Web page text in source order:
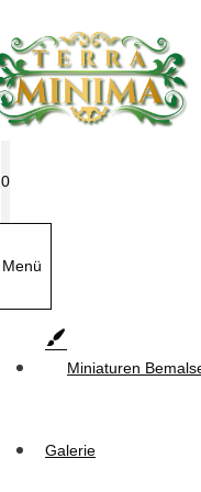
0
Menü
Miniaturen
Galerie